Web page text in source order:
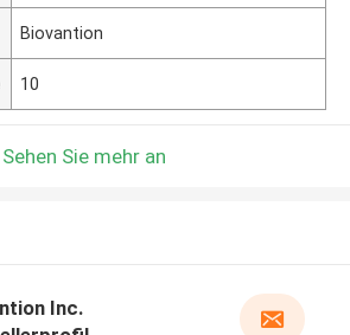
Biovantion
10
Sehen Sie mehr an
Inc.